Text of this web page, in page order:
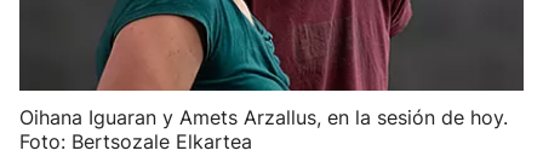
Oihana Iguaran y Amets Arzallus, en la sesión de hoy.
Foto: Bertsozale Elkartea